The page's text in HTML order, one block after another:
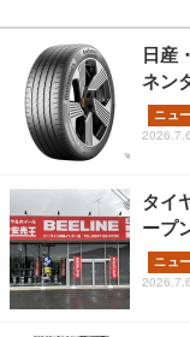
日産
ネン
ニュ
タイ
ープ
ニュ